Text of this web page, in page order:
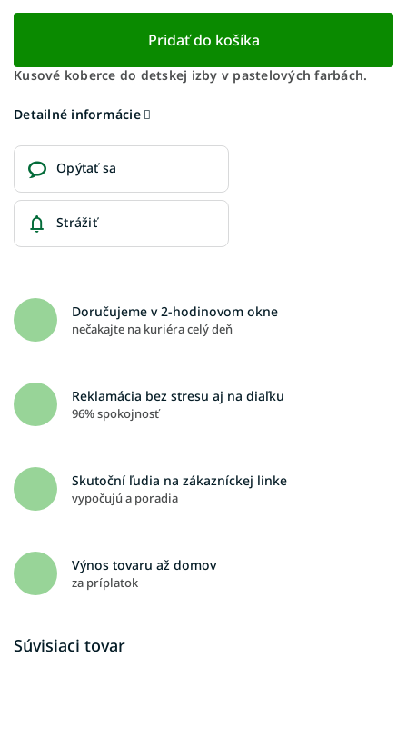
Pridať do košíka
Kusové koberce do detskej izby v pastelových farbách.
Detailné informácie
Opýtať sa
Strážiť
Doručujeme v 2-hodinovom okne
nečakajte na kuriéra celý deň
Reklamácia bez stresu aj na diaľku
96% spokojnosť
Skutoční ľudia na zákazníckej linke
vypočujú a poradia
Výnos tovaru až domov
za príplatok
Súvisiaci tovar